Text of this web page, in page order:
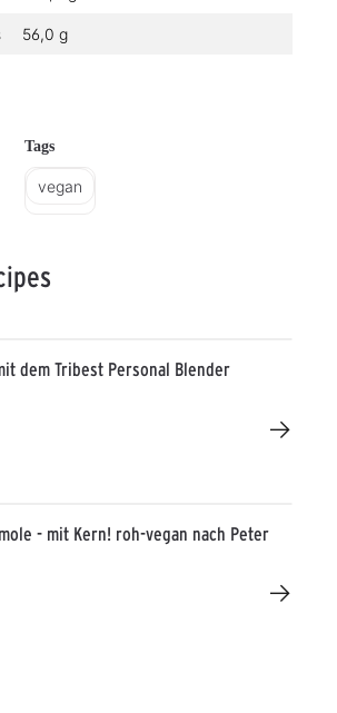
56,0 g
Tags
vegan
dem Tribest Personal Blender
→
- mit Kern! roh-vegan nach Peter
→